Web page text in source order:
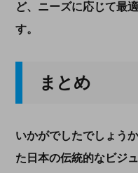
ど、ニーズに応じて最
す。
まとめ
いかがでしたでしょう
た日本の伝統的なビジ